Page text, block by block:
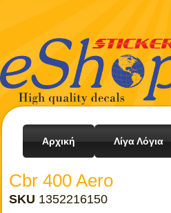
Αρχική Λίγα Λόγια
Cbr 400 Aero
SKU 1352216150